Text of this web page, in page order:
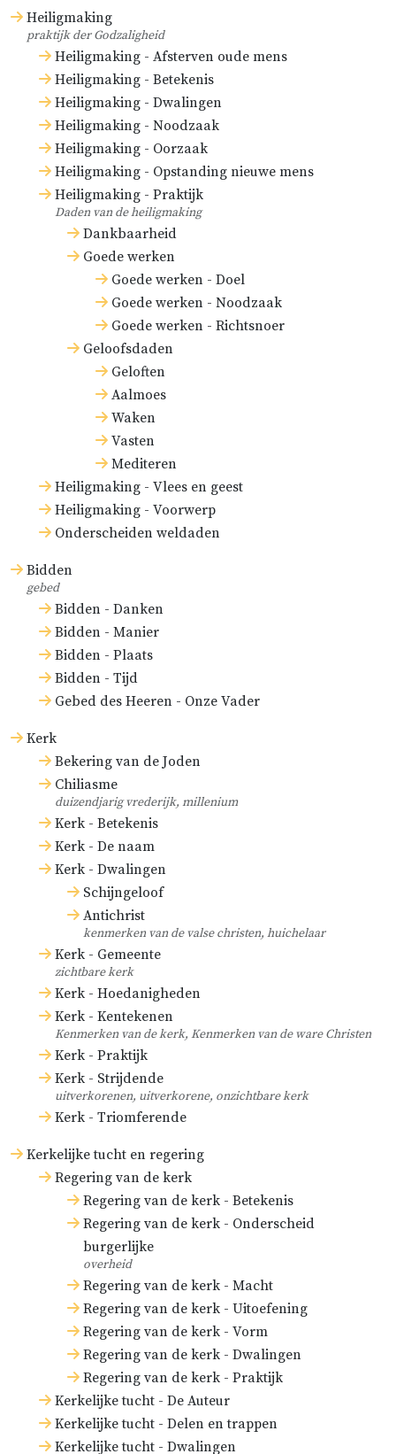
Heiligmaking
praktijk der Godzaligheid
Heiligmaking - Afsterven oude mens
Heiligmaking - Betekenis
Heiligmaking - Dwalingen
Heiligmaking - Noodzaak
Heiligmaking - Oorzaak
Heiligmaking - Opstanding nieuwe mens
Heiligmaking - Praktijk
Daden van de heiligmaking
Dankbaarheid
Goede werken
Goede werken - Doel
Goede werken - Noodzaak
Goede werken - Richtsnoer
Geloofsdaden
Geloften
Aalmoes
Waken
Vasten
Mediteren
Heiligmaking - Vlees en geest
Heiligmaking - Voorwerp
Onderscheiden weldaden
Bidden
gebed
Bidden - Danken
Bidden - Manier
Bidden - Plaats
Bidden - Tijd
Gebed des Heeren - Onze Vader
Kerk
Bekering van de Joden
Chiliasme
duizendjarig vrederijk, millenium
Kerk - Betekenis
Kerk - De naam
Kerk - Dwalingen
Schijngeloof
Antichrist
kenmerken van de valse christen, huichelaar
Kerk - Gemeente
zichtbare kerk
Kerk - Hoedanigheden
Kerk - Kentekenen
Kenmerken van de kerk, Kenmerken van de ware Christen
Kerk - Praktijk
Kerk - Strijdende
uitverkorenen, uitverkorene, onzichtbare kerk
Kerk - Triomferende
Kerkelijke tucht en regering
Regering van de kerk
Regering van de kerk - Betekenis
Regering van de kerk - Onderscheid
burgerlijke
overheid
Regering van de kerk - Macht
Regering van de kerk - Uitoefening
Regering van de kerk - Vorm
Regering van de kerk - Dwalingen
Regering van de kerk - Praktijk
Kerkelijke tucht - De Auteur
Kerkelijke tucht - Delen en trappen
Kerkelijke tucht - Dwalingen